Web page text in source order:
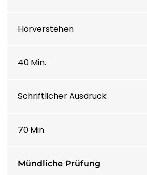
Hörverstehen
40 Min.
Schriftlicher Ausdruck
70 Min.
Mündliche Prüfung